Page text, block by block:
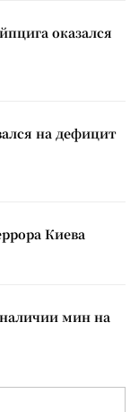
оказался
на дефицит
Киева
мин на